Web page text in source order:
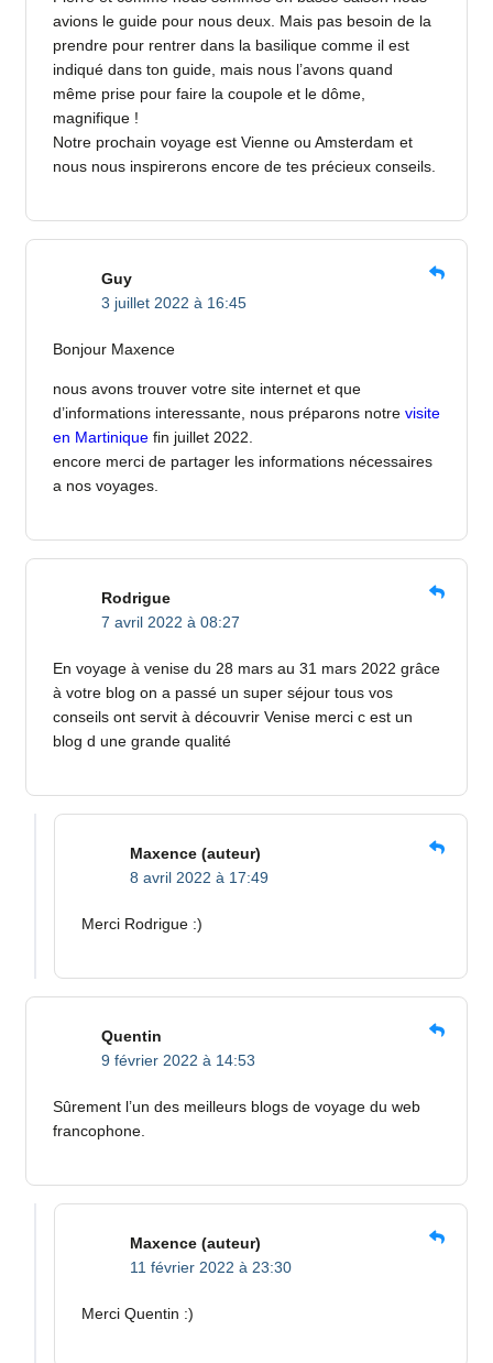
avions le guide pour nous deux. Mais pas besoin de la
prendre pour rentrer dans la basilique comme il est
indiqué dans ton guide, mais nous l’avons quand
même prise pour faire la coupole et le dôme,
magnifique !
Notre prochain voyage est Vienne ou Amsterdam et
nous nous inspirerons encore de tes précieux conseils.
Guy
3 juillet 2022 à 16:45
Bonjour Maxence
nous avons trouver votre site internet et que
d’informations interessante, nous préparons notre visite
en Martinique fin juillet 2022.
encore merci de partager les informations nécessaires
a nos voyages.
Rodrigue
7 avril 2022 à 08:27
En voyage à venise du 28 mars au 31 mars 2022 grâce
à votre blog on a passé un super séjour tous vos
conseils ont servit à découvrir Venise merci c est un
blog d une grande qualité
Maxence (auteur)
8 avril 2022 à 17:49
Merci Rodrigue :)
Quentin
9 février 2022 à 14:53
Sûrement l’un des meilleurs blogs de voyage du web
francophone.
Maxence (auteur)
11 février 2022 à 23:30
Merci Quentin :)